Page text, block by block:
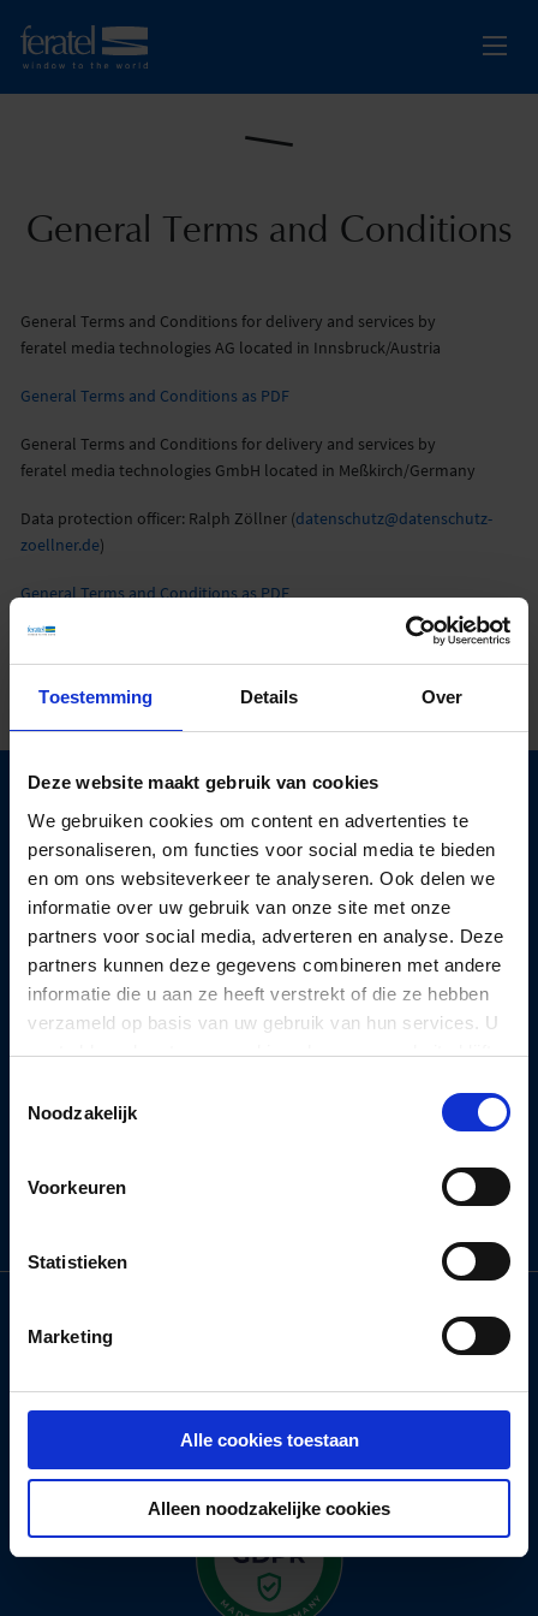
Toestemming Details Over
Deze website maakt gebruik van cookies
We gebruiken cookies om content en advertenties te
personaliseren, om functies voor social media te bieden
en om ons websiteverkeer te analyseren. Ook delen we
informatie over uw gebruik van onze site met onze
partners voor social media, adverteren en analyse. Deze
partners kunnen deze gegevens combineren met andere
informatie die u aan ze heeft verstrekt of die ze hebben
verzameld op basis van uw gebruik van hun services. U
gaat akkoord met onze cookies als u onze website blijft
Noodzakelijk
Voorkeuren
Statistieken
Marketing
Alle cookies toestaan
Alleen noodzakelijke cookies
General Terms and Conditions
General Terms and Conditions for delivery and services by
feratel media technologies AG located in Innsbruck/Austria
General Terms and Conditions as PDF
General Terms and Conditions for delivery and services by
feratel media technologies GmbH located in Meßkirch/Germany
Data protection officer: Ralph Zöllner (datenschutz@datenschutz-
zoellner.de)
General Terms and Conditions as PDF
General Terms and Conditions for delivery and services
by feratel Schweiz AG located in Rotkreuz/Switzerland
Neem vandaag nogcontact
met ons op.
We kijken uit naar nieuwe taken en uitdagingen!